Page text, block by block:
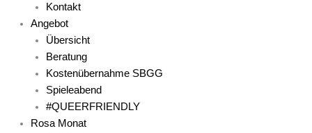
Kontakt
Angebot
Übersicht
Beratung
Kostenübernahme SBGG
Spieleabend
#QUEERFRIENDLY
Rosa Monat